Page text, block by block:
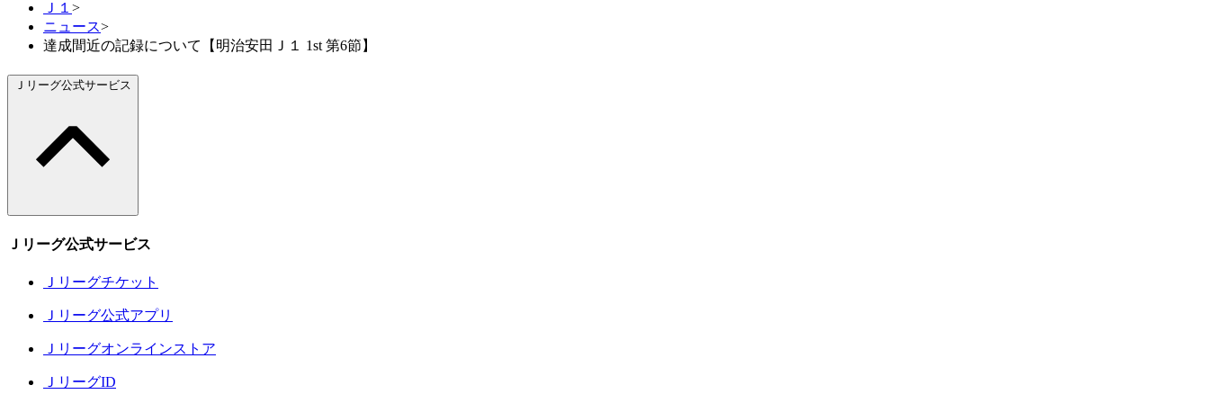
Ｊ１ >
ニュース>
達成間近の記録について【明治安田Ｊ１ 1st 第6節】
Ｊリーグ公式サービス
Ｊリーグ公式サービス
Ｊリーグチケット
Ｊリーグ公式アプリ
Ｊリーグオンラインストア
ＪリーグID